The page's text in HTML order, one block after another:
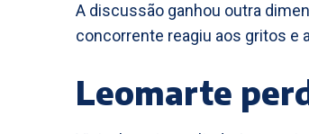
A discussão ganhou outra
concorrente reagiu aos gritos e
Leomarte